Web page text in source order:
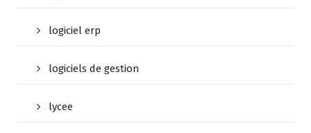
logiciel erp
logiciels de gestion
lycee